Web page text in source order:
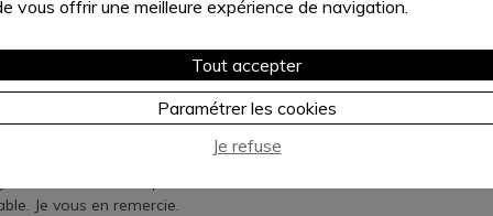
du sucre ni du miel, ni
Pourriez-vous me
par quels ingrédients je
remplacer la farine de blé , le
le sucre? Est ce que cette
fonctionner en ne
que de la farine de
tout en sachant qu'elle est
Je vous en remercie.
vous offrir une meilleure expérience de navigation.
Tout accepter
Paramétrer les cookies
Je refuse